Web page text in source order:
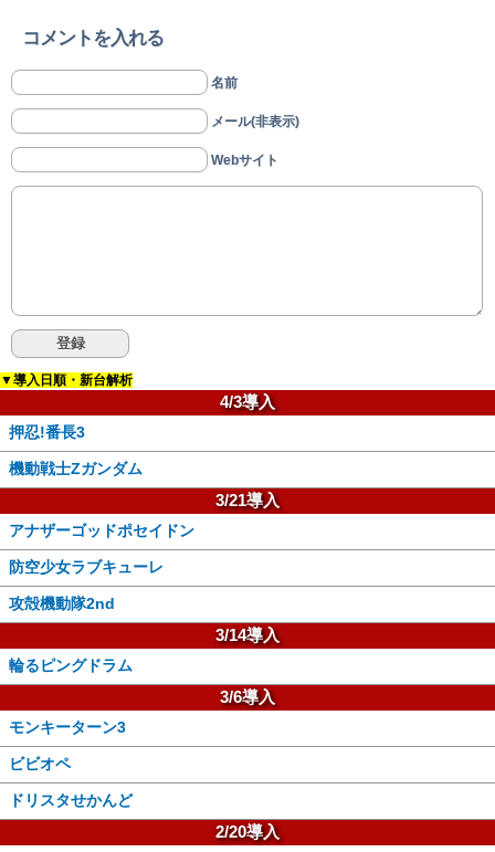
コメントを入れる
名前
メール(非表示)
Webサイト
▼導入日順・新台解析
4/3導入
押忍!番長3
機動戦士Zガンダム
3/21導入
アナザーゴッドポセイドン
防空少女ラブキューレ
攻殻機動隊2nd
3/14導入
輪るピングドラム
3/6導入
モンキーターン3
ビビオペ
ドリスタせかんど
2/20導入